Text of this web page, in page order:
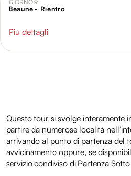
GIORNO 9
Beaune - Rientro
Più dettagli
Questo tour si svolge interamente
partire da numerose località
arrivando al punto di partenza del
avvicinamento oppure, se
servizio condiviso di Partenza